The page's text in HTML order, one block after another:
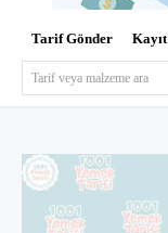
Tarif Gönder Kayıt
Tarif veya malzeme ara